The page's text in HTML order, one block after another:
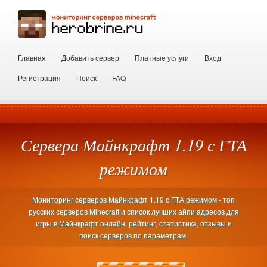
Главная Добавить сервер Платные услуги
Вход
Регистрация
Поиск FAQ
Сервера Майнкрафт 1.19 с ГТА
режимом
Мониторинг серверов Майнкрафт 1.19 с ГТА режимом - топ
русских серверов Minecraft и список лучших айпи адресов для
игры в Майнкрафт онлайн, рейтинг, статистика, отзывы и
поиск серверов по параметрам.